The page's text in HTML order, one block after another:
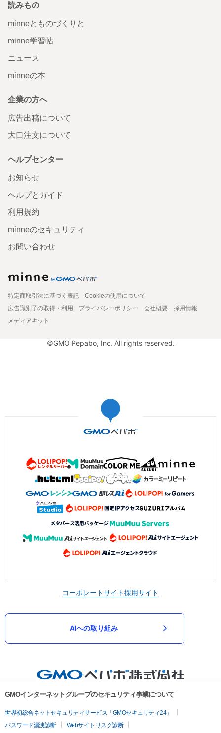
読みもの
minneとものづくりと
minne学習帖
ニュース
minneの本
企業の方へ
広告出稿について
大口注文について
ヘルプセンター
お知らせ
ヘルプとガイド
利用規約
minneのセキュリティ
お問い合わせ
特定商取引法に基づく表記
Cookieの使用について
広告識別子の取得・利用
プライバシーポリシー 会社概要
採用情報
メディアキット
©GMO Pepabo, Inc. All rights reserved.
コーポレートサイト採用サイト
AIへの取り組み
GMOインターネットグループのセキュリティ事業について
世界初総合ネットセキュリティサービス「GMOセキュリティ24」
パスワード漏洩診断
Webサイトリスク診断